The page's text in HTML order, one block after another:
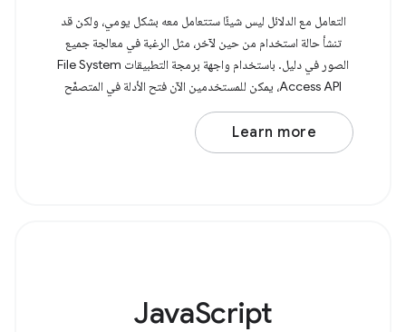
التعامل مع الدلائل ليس شيئًا ستتعامل معه بشكل يومي، ولكن قد
تنشأ حالة استخدام من حين لآخر، مثل الرغبة في معالجة جميع
الصور في دليل. باستخدام واجهة برمجة التطبيقات File System
Access API، يمكن للمستخدمين الآن فتح الأدلة في المتصفّح
وتحديد ما إذا كانوا
Learn more
JavaScript